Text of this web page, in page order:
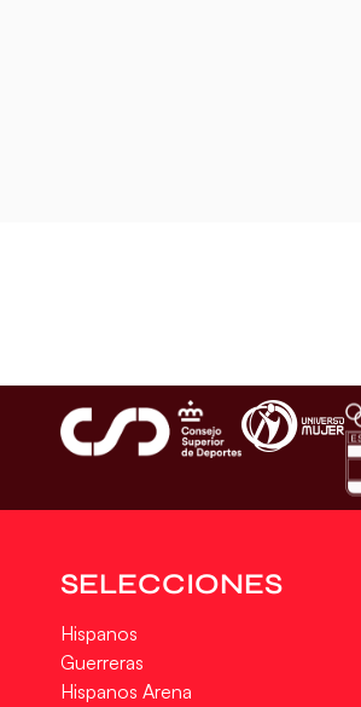
SELECCIONES
Hispanos
Guerreras
Hispanos Arena